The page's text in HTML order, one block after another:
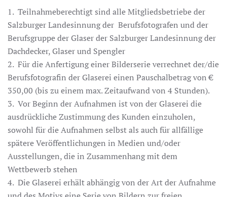
1. Teilnahmeberechtigt sind alle Mitgliedsbetriebe der
Salzburger Landesinnung der Berufsfotografen und der
Berufsgruppe der Glaser der Salzburger Landesinnung der
Dachdecker, Glaser und Spengler
2. Für die Anfertigung einer Bilderserie verrechnet der/die
Berufsfotografin der Glaserei einen Pauschalbetrag von €
350,00 (bis zu einem max. Zeitaufwand von 4 Stunden).
3. Vor Beginn der Aufnahmen ist von der Glaserei die
ausdrückliche Zustimmung des Kunden einzuholen,
sowohl für die Aufnahmen selbst als auch für allfällige
spätere Veröffentlichungen in Medien und/oder
Ausstellungen, die in Zusammenhang mit dem
Wettbewerb stehen
4. Die Glaserei erhält abhängig von der Art der Aufnahme